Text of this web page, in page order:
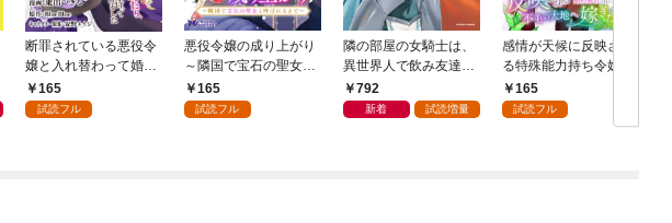
断罪されている悪役令
嬢と入れ替わって婚約
者たちをぶっ飛ばした
ら、溺愛が待っていま
165
試読フル
悪役令嬢の成り上がり
～隣国で宝石の聖女と
呼ばれるまで～（コミ
ック） 分冊版 1
165
試読フル
隣の部屋の女騎士は、
異世界人で飲み友達
（コミック） 1
792
新着 試読増量
感情が天候に反映され
る特殊能力持ち令嬢は
婚約解消されたので不
毛の大地へ嫁ぎたい
（コミック） 分冊版 1
165
試読フル